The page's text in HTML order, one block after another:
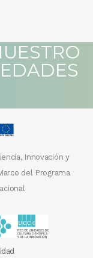
Innovación y
del Programa